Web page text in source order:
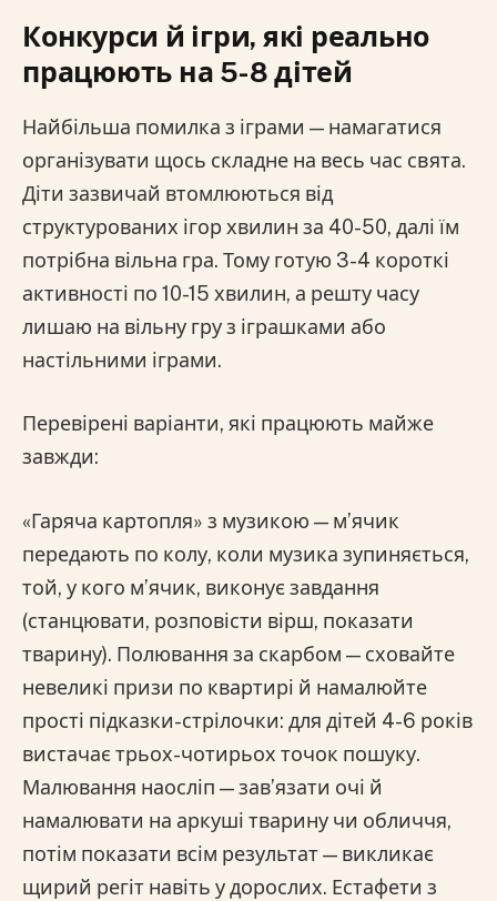
Конкурси й ігри, які реально
працюють на 5-8 дітей
Найбільша помилка з іграми — намагатися
організувати щось складне на весь час свята.
Діти зазвичай втомлюються від
структурованих ігор хвилин за 40-50, далі їм
потрібна вільна гра. Тому готую 3-4 короткі
активності по 10-15 хвилин, а решту часу
лишаю на вільну гру з іграшками або
настільними іграми.
Перевірені варіанти, які працюють майже
завжди:
«Гаряча картопля» з музикою — м’ячик
передають по колу, коли музика зупиняється,
той, у кого м’ячик, виконує завдання
(станцювати, розповісти вірш, показати
тварину). Полювання за скарбом — сховайте
невеликі призи по квартирі й намалюйте
прості підказки-стрілочки: для дітей 4-6 років
вистачає трьох-чотирьох точок пошуку.
Малювання наосліп — зав’язати очі й
намалювати на аркуші тварину чи обличчя,
потім показати всім результат — викликає
щирий регіт навіть у дорослих. Естафети з